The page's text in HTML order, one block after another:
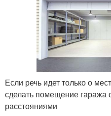
Если речь идет только о
сделать помещение
расстояниями